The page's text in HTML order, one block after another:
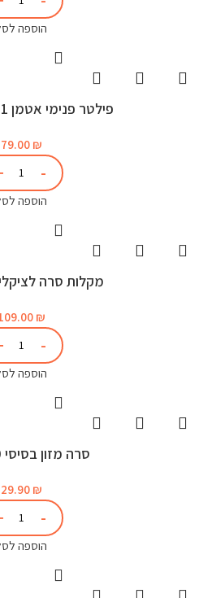
הוספה
פילטר פנימי אטמן 301 לאקווריום
79.00 ₪
הוספה
מקלות סרה לציקלידים
₪
הוספה
סרה מזון בסיסי 100 מ"ל
29.90 ₪
הוספה